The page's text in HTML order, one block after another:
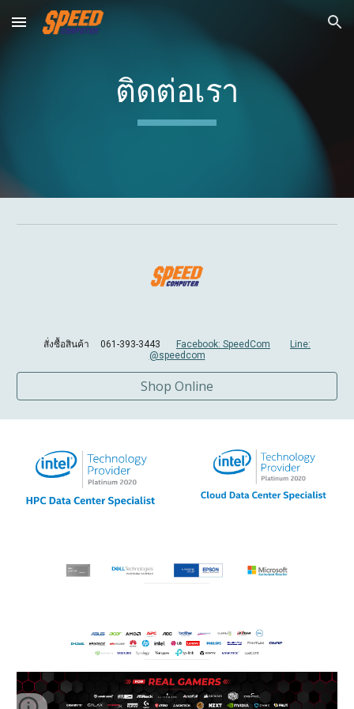
Skip to main content Skip to navigation
ติดต่อเรา
สั่งซื้อสินค้า 061-393-3443 Facebook: SpeedCom
Line:
@speedcom
Shop Online